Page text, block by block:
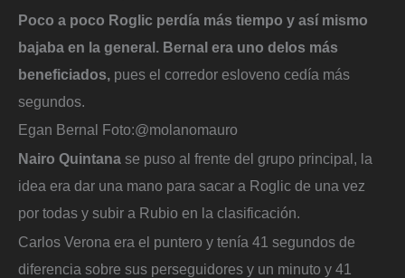
Poco a poco Roglic perdía más tiempo y así mismo
bajaba en la general. Bernal era uno delos más
beneficiados, pues el corredor esloveno cedía más
segundos.
Egan Bernal Foto:@molanomauro
Nairo Quintana se puso al frente del grupo principal, la
idea era dar una mano para sacar a Roglic de una vez
por todas y subir a Rubio en la clasificación.
Carlos Verona era el puntero y tenía 41 segundos de
diferencia sobre sus perseguidores y un minuto y 41